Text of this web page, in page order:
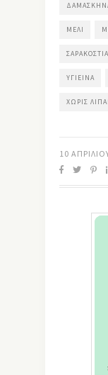
ΜΈΛΙ
ΥΓΙΕΙΝΆ
ΧΩΡΊΣ
10